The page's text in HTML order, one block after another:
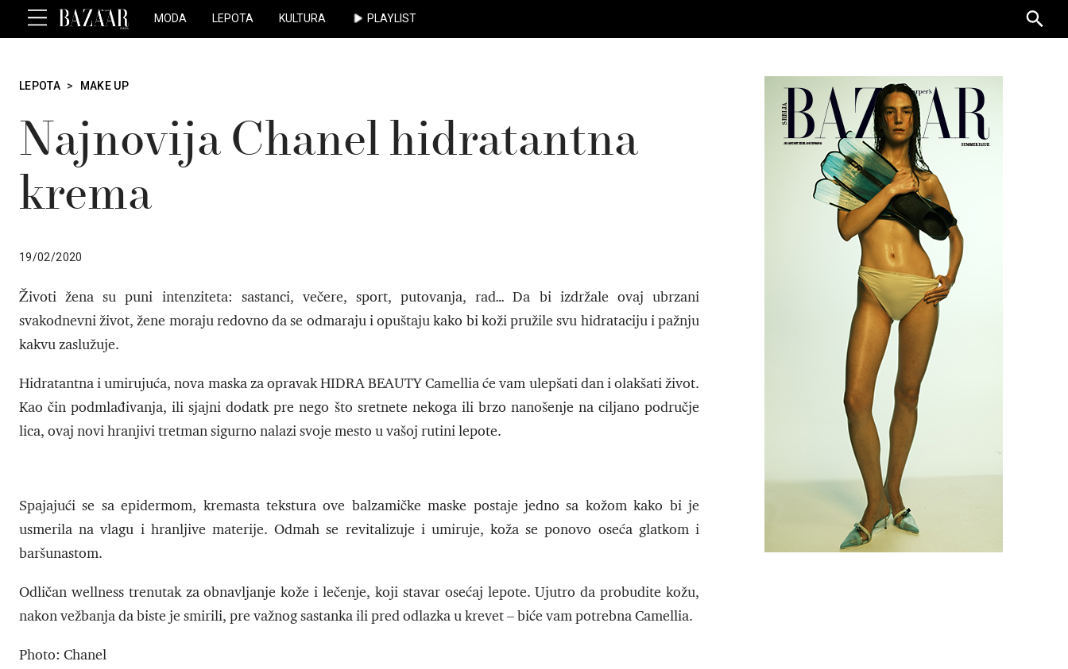
MODA LEPOTA KULTURA PLAYLIST
for:
LEPOTA > MAKE UP
Najnovija Chanel hidratantna
krema
19/02/2020
Životi žena su puni intenziteta: sastanci, večere, sport, putovanja, rad… Da bi izdržale ovaj ubrzani
svakodnevni život, žene moraju redovno da se odmaraju i opuštaju kako bi koži pružile svu hidrataciju i pažnju
kakvu zaslužuje.
Hidratantna i umirujuća, nova maska za opravak HIDRA BEAUTY Camellia će vam ulepšati dan i olakšati život.
Kao čin podmlađivanja, ili sjajni dodatk pre nego što sretnete nekoga ili brzo nanošenje na ciljano područje
lica, ovaj novi hranjivi tretman sigurno nalazi svoje mesto u vašoj rutini lepote.
Spajajući se sa epidermom, kremasta tekstura ove balzamičke maske postaje jedno sa kožom kako bi je
usmerila na vlagu i hranljive materije. Odmah se revitalizuje i umiruje, koža se ponovo oseća glatkom i
baršunastom.
Odličan wellness trenutak za obnavljanje kože i lečenje, koji stavar osećaj lepote. Ujutro da probudite kožu,
nakon vežbanja da biste je smirili, pre važnog sastanka ili pred odlazka u krevet – biće vam potrebna Camellia.
Photo: Chanel